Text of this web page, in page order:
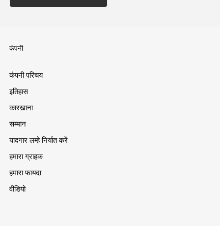
कंपनी
कंपनी परिचय
इतिहास
कारखाना
सम्मान
यादगार लम्हे निर्यात करें
हमारा ग्राहक
हमारा फायदा
वीडियो